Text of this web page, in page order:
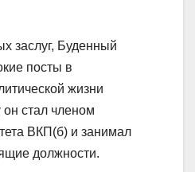
заслуг, Буденный
посты в
жизни
стал членом
ВКП(б) и занимал
должности.